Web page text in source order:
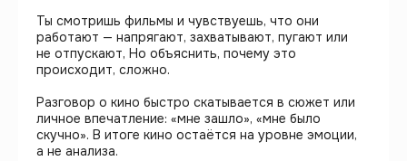
Ты смотришь фильмы и чувствуешь, что они
работают — напрягают, захватывают, пугают или
не отпускают, Но объяснить, почему это
происходит, сложно.
Разговор о кино быстро скатывается в сюжет или
личное впечатление: «мне зашло», «мне было
скучно». В итоге кино остаётся на уровне эмоции,
а не анализа.